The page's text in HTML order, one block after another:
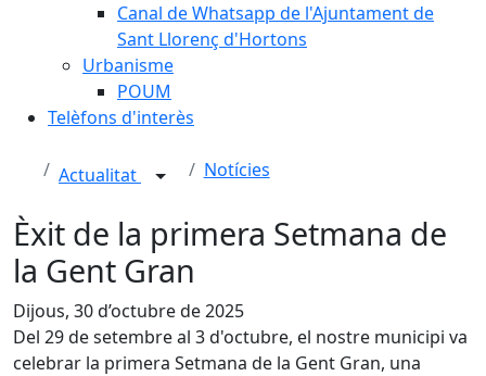
Canal de Whatsapp de l'Ajuntament de
Sant Llorenç d'Hortons
Urbanisme
POUM
Telèfons d'interès
Actualitat Notícies
Èxit de la primera Setmana de
la Gent Gran
Dijous, 30 d’octubre de 2025
Del 29 de setembre al 3 d'octubre, el nostre municipi va
celebrar la primera Setmana de la Gent Gran, una